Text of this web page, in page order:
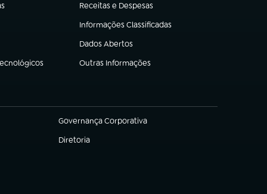
Receitas e Despesas
(abre em nova aba)
Informações Classificadas
(abre em nova aba)
Dados Abertos
(abre em nova aba)
Outras Informações
(abre em nova aba)
Governança Corporativa
(abre em nova aba)
Diretoria
(abre em nova aba)